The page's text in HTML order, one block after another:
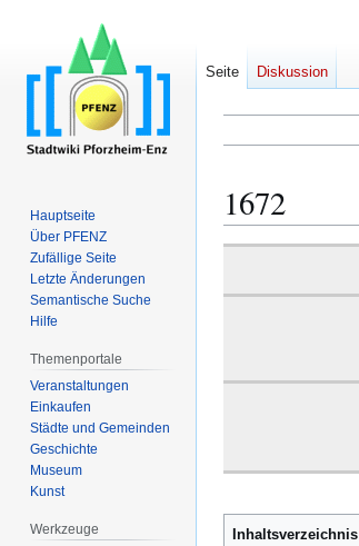
1672
Inhaltsverzeichnis
Seite Diskussion
Hauptseite
Über PFENZ
Zufällige Seite
Letzte Änderungen
Semantische Suche
Hilfe
Themenportale
Veranstaltungen
Einkaufen
Städte und Gemeinden
Geschichte
Museum
Kunst
Werkzeuge